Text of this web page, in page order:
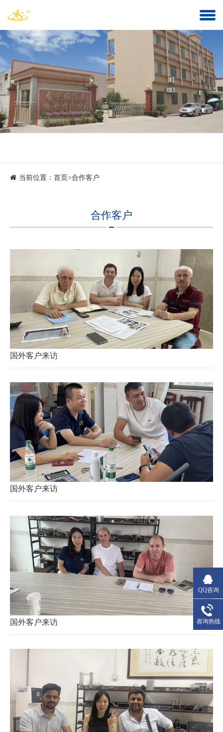
当前位置： 首页 >合作客户
合作客户
国外客户来访
国外客户来访
国外客户来访
QQ咨询
咨询热线